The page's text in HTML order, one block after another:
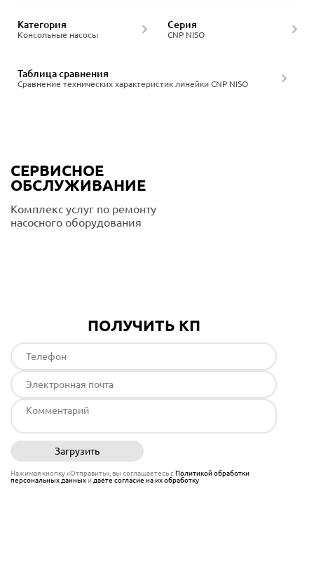
Консольные насосы
Категория
CNP NISO
Серия
Сравнение технических характеристик линейки CNP NISO
Таблица сравнения
СЕРВИСНОЕ
ОБСЛУЖИВАНИЕ
Комплекс услуг по ремонту
насосного оборудования
ПОЛУЧИТЬ КП
Загрузить
Нажимая кнопку «Отправить», вы соглашаетесь сПолитикой обработки
персональных данныхи даёте согласие на их обработку